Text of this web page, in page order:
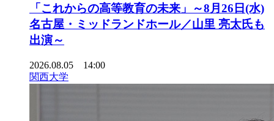
「これからの高等教育の未来」～8月26日(水)
名古屋・ミッドランドホール／山里 亮太氏も
出演～
2026.08.05 14:00
関西大学